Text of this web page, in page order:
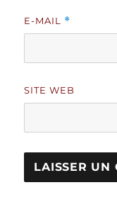
E-MAIL *
SITE WEB